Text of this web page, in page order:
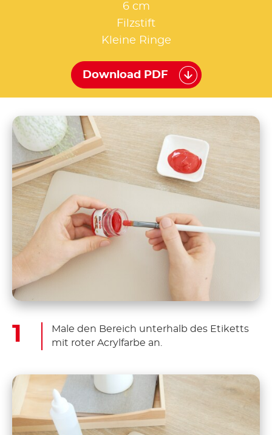
6 cm
Filzstift
Kleine Ringe
Download PDF
Male den Bereich unterhalb des Etiketts
mit roter Acrylfarbe an.